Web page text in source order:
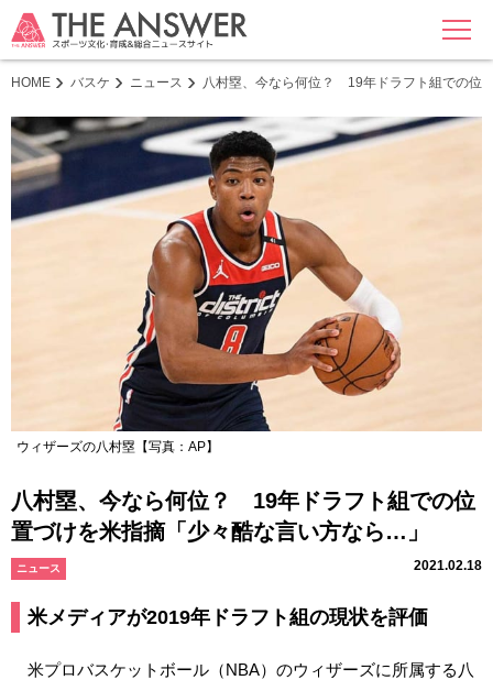
MENU
HOME バスケ ニュース 八村塁、今なら何位？ 19年ドラフト組での位
ウィザーズの八村塁【写真：AP】
八村塁、今なら何位？ 19年ドラフト組での位
置づけを米指摘「少々酷な言い方なら…」
ニュース 2021.02.18
米メディアが2019年ドラフト組の現状を評価
米プロバスケットボール（NBA）のウィザーズに所属する八